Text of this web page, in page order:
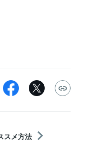
スメ方法